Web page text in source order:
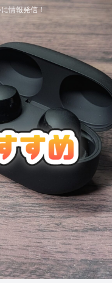
情報発信！